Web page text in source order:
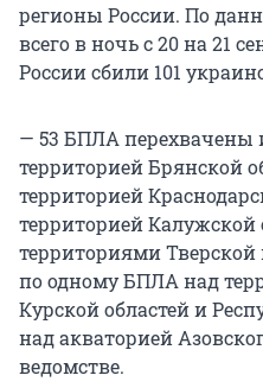
регионы России. По
всего в ночь с 20 на 21
России сбили 101
— 53 БПЛА
территорией Брянской
территорией
территорией
территориями Тверской
по одному БПЛА над
Курской областей и
над акваторией
ведомстве.